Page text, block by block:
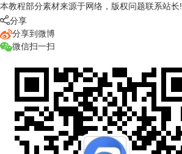
本教程部分素材来源于网络，版权问题联系站长!
分享
分享到微博
微信扫一扫